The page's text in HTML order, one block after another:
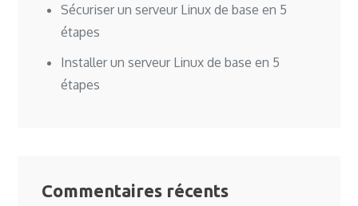
Sécuriser un serveur Linux de base en 5
étapes
Installer un serveur Linux de base en 5
étapes
Commentaires récents